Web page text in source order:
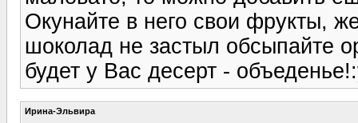
Окунайте в него свои фрукты,
шоколад не застыл обсыпайте
будет у Вас десерт -
Ирина-Эльвира